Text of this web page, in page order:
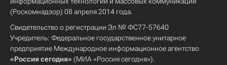
(Роскомнадзор) 08 апреля 2014 года.
Свидетельство о регистрации Эл № ФС77-57640
Учредитель: Федеральное государственное унитарное
предприятие Международное информационное агентство
«Россия сегодня» (МИА «Россия сегодня»).